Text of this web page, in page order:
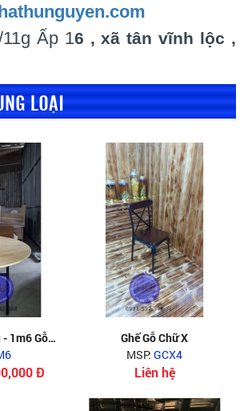
Ấp 16 , xã tân vĩnh lộc ,
LOẠI
Gỗ
Đ
Ghế Gỗ Chữ X
MSP: GCX4
Liên hệ